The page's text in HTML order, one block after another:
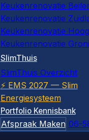
Keukenrenovatie
Keukenrenovatie
Keukenrenovatie
Keukenrenovatie
SlimThuis
SlimThuis Overzicht
⚡ EMS 2027 — Slim
Energiesysteem
Portfolio Kennisbank
Afspraak Maken 06-